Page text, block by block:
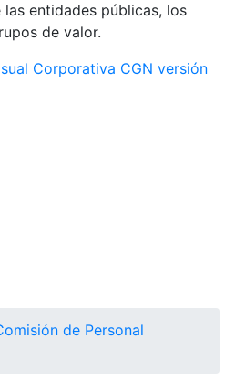
entidades públicas, los
de valor.
Corporativa CGN versión
de Personal